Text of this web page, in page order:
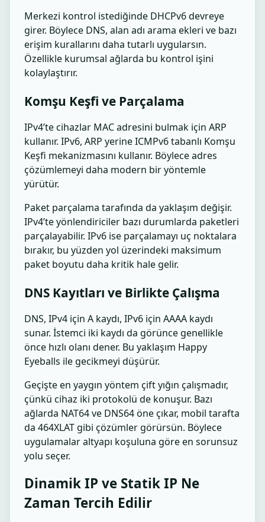
Merkezi kontrol istediğinde DHCPv6 devreye
girer. Böylece DNS, alan adı arama ekleri ve bazı
erişim kurallarını daha tutarlı uygularsın.
Özellikle kurumsal ağlarda bu kontrol işini
kolaylaştırır.
Komşu Keşfi ve Parçalama
IPv4’te cihazlar MAC adresini bulmak için ARP
kullanır. IPv6, ARP yerine ICMPv6 tabanlı Komşu
Keşfi mekanizmasını kullanır. Böylece adres
çözümlemeyi daha modern bir yöntemle
yürütür.
Paket parçalama tarafında da yaklaşım değişir.
IPv4’te yönlendiriciler bazı durumlarda paketleri
parçalayabilir. IPv6 ise parçalamayı uç noktalara
bırakır, bu yüzden yol üzerindeki maksimum
paket boyutu daha kritik hale gelir.
DNS Kayıtları ve Birlikte Çalışma
DNS, IPv4 için A kaydı, IPv6 için AAAA kaydı
sunar. İstemci iki kaydı da görünce genellikle
önce hızlı olanı dener. Bu yaklaşım Happy
Eyeballs ile gecikmeyi düşürür.
Geçişte en yaygın yöntem çift yığın çalışmadır,
çünkü cihaz iki protokolü de konuşur. Bazı
ağlarda NAT64 ve DNS64 öne çıkar, mobil tarafta
da 464XLAT gibi çözümler görürsün. Böylece
uygulamalar altyapı koşuluna göre en sorunsuz
yolu seçer.
Dinamik IP ve Statik IP Ne
Zaman Tercih Edilir